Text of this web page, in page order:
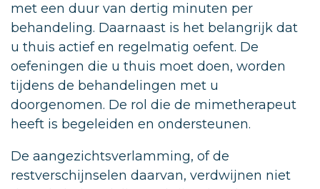
met een duur van dertig minuten per
behandeling. Daarnaast is het belangrijk dat
u thuis actief en regelmatig oefent. De
oefeningen die u thuis moet doen, worden
tijdens de behandelingen met u
doorgenomen. De rol die de mimetherapeut
heeft is begeleiden en ondersteunen.
De aangezichtsverlamming, of de
restverschijnselen daarvan, verdwijnen niet